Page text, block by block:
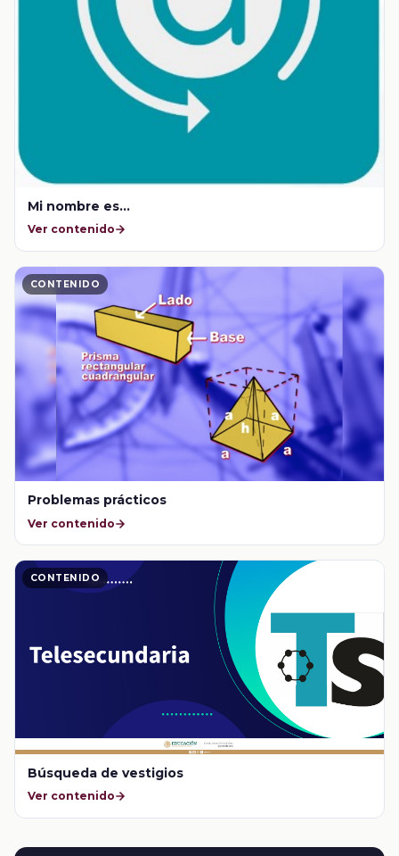
Mi nombre es...
Ver contenido
CONTENIDO
Problemas prácticos
Ver contenido
CONTENIDO
Búsqueda de vestigios
Ver contenido